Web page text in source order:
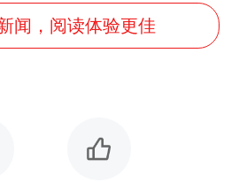
闻，阅读体验更佳